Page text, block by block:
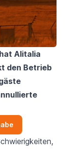
Alitalia
den Betrieb